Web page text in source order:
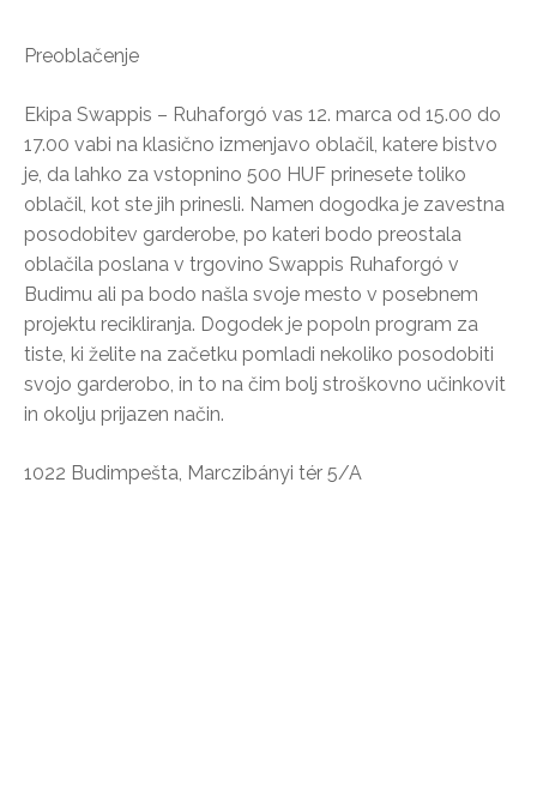
Preoblačenje
Ekipa Swappis – Ruhaforgó vas 12. marca od 15.00 do
17.00 vabi na klasično izmenjavo oblačil, katere bistvo
je, da lahko za vstopnino 500 HUF prinesete toliko
oblačil, kot ste jih prinesli. Namen dogodka je zavestna
posodobitev garderobe, po kateri bodo preostala
oblačila poslana v trgovino Swappis Ruhaforgó v
Budimu ali pa bodo našla svoje mesto v posebnem
projektu recikliranja. Dogodek je popoln program za
tiste, ki želite na začetku pomladi nekoliko posodobiti
svojo garderobo, in to na čim bolj stroškovno učinkovit
in okolju prijazen način.
1022 Budimpešta, Marczibányi tér 5/A